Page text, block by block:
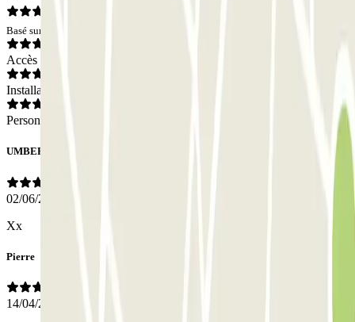
Basé sur 16 avis
Accès
Installations
Personnel
UMBERTO
02/06/2026
Xx
Pierre
14/04/2026